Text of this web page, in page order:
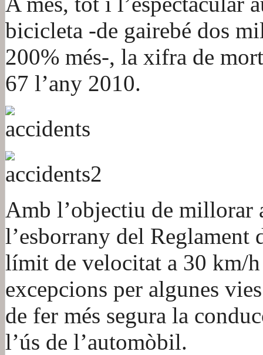
bicicleta -de gairebé dos
200% més-, la xifra de
67 l’any 2010.
Amb l’objectiu de millorar
l’esborrany del
límit de velocitat a 30 km/
excepcions per algunes
de fer més segura la
l’ús de l’automòbil.